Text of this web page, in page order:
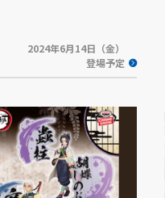
2024年6月14日（金）
登場予定